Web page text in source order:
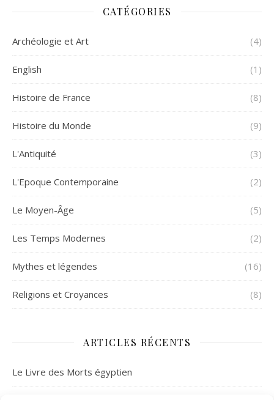
CATÉGORIES
Archéologie et Art (4)
English (1)
Histoire de France (8)
Histoire du Monde (9)
L'Antiquité (3)
L'Epoque Contemporaine (2)
Le Moyen-Âge (5)
Les Temps Modernes (2)
Mythes et légendes (16)
Religions et Croyances (8)
ARTICLES RÉCENTS
Le Livre des Morts égyptien